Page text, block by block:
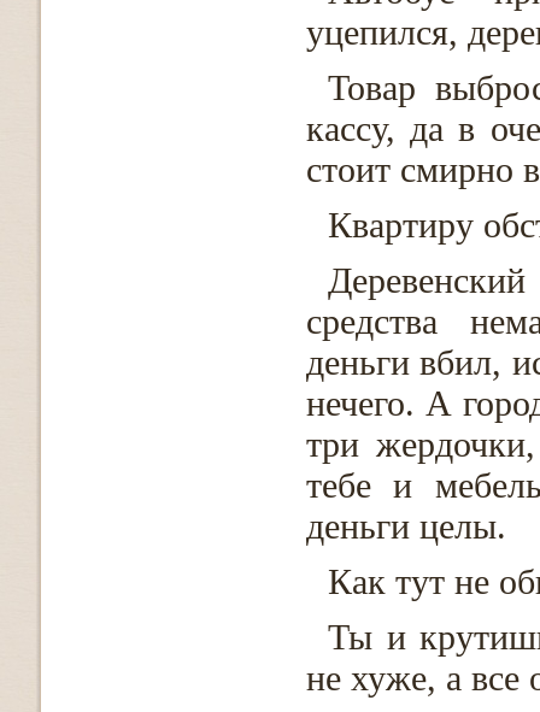
уцепился,
Товар
кассу, да в
стоит смирно
Квартиру
средства
деньги вбил,
нечего. А
три
тебе и
деньги целы.
Как тут не
Ты и
не хуже, а все